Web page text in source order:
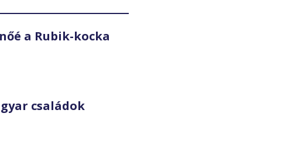
a Rubik-kocka
családok